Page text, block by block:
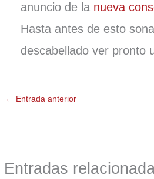
anuncio de la nueva
Hasta antes de esto
descabellado ver pronto
← Entrada anterior
Entradas